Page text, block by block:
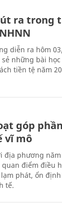
ra trong
diễn ra hôm
sẻ những bài
tiền tệ năm
góp
vĩ mô
phương năm
điểm điều
phát, ổn
tế.